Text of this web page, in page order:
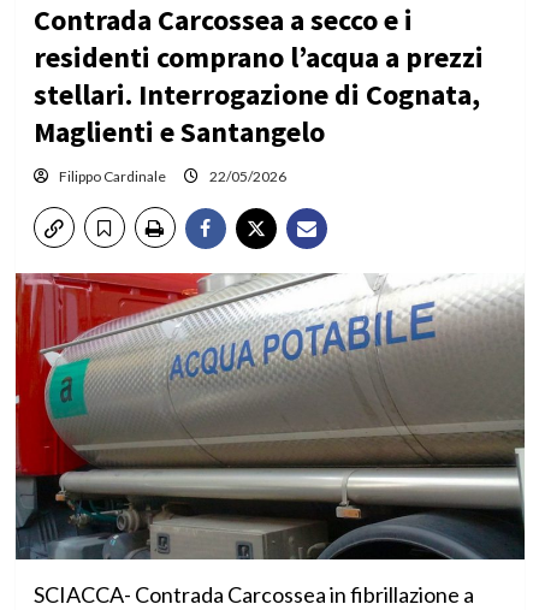
Contrada Carcossea a secco e i
residenti comprano l’acqua a prezzi
stellari. Interrogazione di Cognata,
Maglienti e Santangelo
Filippo Cardinale 22/05/2026
SCIACCA- Contrada Carcossea in fibrillazione a